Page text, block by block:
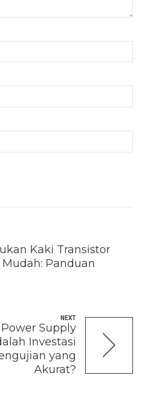
Kaki Transistor
Panduan
NEXT
Supply
Investasi
yang
Akurat?